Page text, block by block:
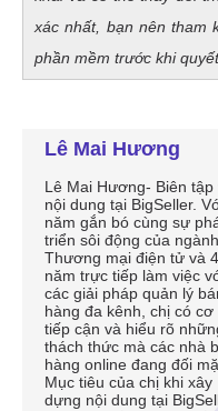
Lê Mai Hương
Lê Mai Hương- Biên tập
nội dung tại BigSeller.
năm gắn bó cùng sự
triển sôi động của ngành
Thương mại điện tử và 4
năm trực tiếp làm việc
các giải pháp quản lý
hàng đa kênh, chị có cơ
tiếp cận và hiểu rõ
thách thức mà các nhà
hàng online đang đối
Mục tiêu của chị khi xây
dựng nội dung tại